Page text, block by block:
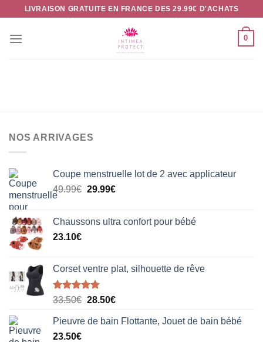
Passer
contenu
LIVRAISON GRATUITE EN FRANCE DES 29.99€ D'ACHATS
0
NOS ARRIVAGES
Coupe menstruelle lot de 2 avec applicateur
49.99€ Le
était :
29.99€Le
est :
Chaussons ultra confort pour bébé
23.10€
Corset ventre plat, silhouette de rêve
Note5.00
33.50€ Le
initial
28.50€Le
actuel
Pieuvre de bain Flottante, Jouet de bain bébé
23.50€